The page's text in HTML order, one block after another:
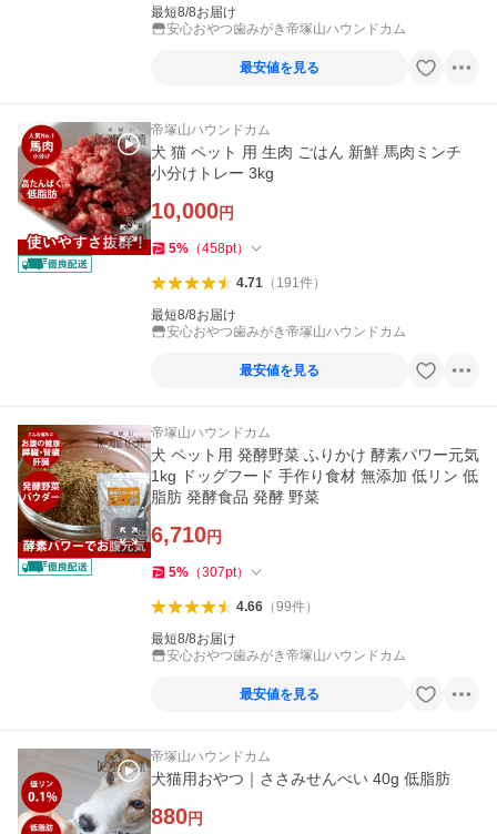
最短8/8お届け
安心おやつ歯みがき帝塚山ハウンドカム
最安値を見る
帝塚山ハウンドカム
犬 猫 ペット 用 生肉 ごはん 新鮮 馬肉ミンチ
小分けトレー 3kg
10,000円
5% （458pt）
4.71（ 191件）
最短8/8お届け
安心おやつ歯みがき帝塚山ハウンドカム
最安値を見る
帝塚山ハウンドカム
犬 ペット用 発酵野菜 ふりかけ 酵素パワー元気
1kg ドッグフード 手作り食材 無添加 低リン 低
脂肪 発酵食品 発酵 野菜
6,710円
5% （307pt）
4.66（99件）
最短8/8お届け
安心おやつ歯みがき帝塚山ハウンドカム
最安値を見る
帝塚山ハウンドカム
犬猫用おやつ｜ささみせんべい 40g 低脂肪
880円